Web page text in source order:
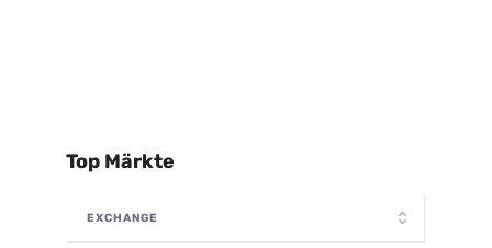
Top Märkte
EXCHANGE